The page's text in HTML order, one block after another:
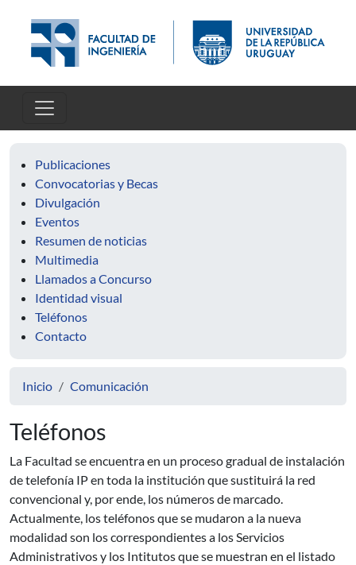
Publicaciones
Convocatorias y Becas
Divulgación
Eventos
Resumen de noticias
Multimedia
Llamados a Concurso
Identidad visual
Teléfonos
Contacto
Inicio Comunicación
Teléfonos
La Facultad se encuentra en un proceso gradual de instalación
de telefonía IP en toda la institución que sustituirá la red
convencional y, por ende, los números de marcado.
Actualmente, los teléfonos que se mudaron a la nueva
modalidad son los correspondientes a los Servicios
Administrativos y los Intitutos que se muestran en el listado